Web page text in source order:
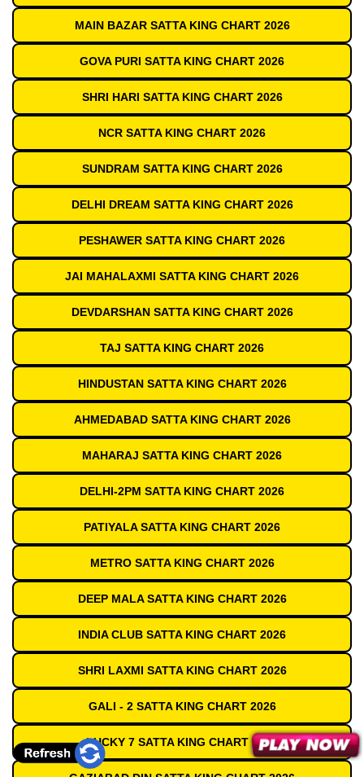
MAIN BAZAR SATTA KING CHART 2026
GOVA PURI SATTA KING CHART 2026
SHRI HARI SATTA KING CHART 2026
NCR SATTA KING CHART 2026
SUNDRAM SATTA KING CHART 2026
DELHI DREAM SATTA KING CHART 2026
PESHAWER SATTA KING CHART 2026
JAI MAHALAXMI SATTA KING CHART 2026
DEVDARSHAN SATTA KING CHART 2026
TAJ SATTA KING CHART 2026
HINDUSTAN SATTA KING CHART 2026
AHMEDABAD SATTA KING CHART 2026
MAHARAJ SATTA KING CHART 2026
DELHI-2PM SATTA KING CHART 2026
PATIYALA SATTA KING CHART 2026
METRO SATTA KING CHART 2026
DEEP MALA SATTA KING CHART 2026
INDIA CLUB SATTA KING CHART 2026
SHRI LAXMI SATTA KING CHART 2026
GALI - 2 SATTA KING CHART 2026
LUCKY 7 SATTA KING CHART 2026